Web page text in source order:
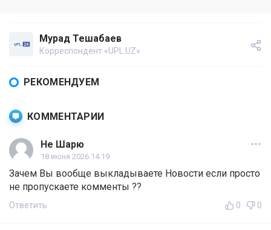
Мурад Тешабаев
Корреспондент «UPL.UZ»
РЕКОМЕНДУЕМ
КОММЕНТАРИИ
Не Шарю
18 июня 2026 14:19
Зачем Вы вообще выкладываете Новости если просто
не пропускаете комменты ??
Ответить 0 0